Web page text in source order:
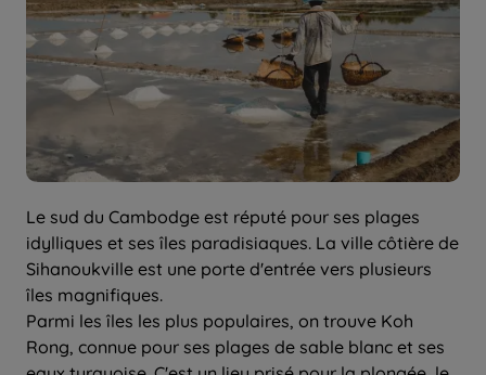
Le sud du Cambodge est réputé pour ses plages
idylliques et ses îles paradisiaques. La ville côtière de
Sihanoukville est une porte d'entrée vers plusieurs
îles magnifiques.
Parmi les îles les plus populaires, on trouve Koh
Rong, connue pour ses plages de sable blanc et ses